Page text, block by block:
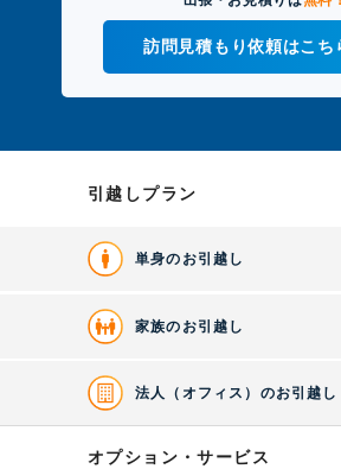
訪問見積もり依頼はこち
引越しプラン
単身のお引越し
家族のお引越し
法人（オフィス）のお引越し
オプション・サービス